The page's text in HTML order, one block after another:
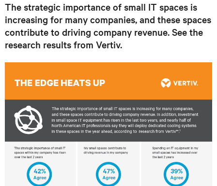
The strategic importance of small IT spaces is
increasing for many companies, and these spaces
contribute to driving company revenue. See the
research results from Vertiv.